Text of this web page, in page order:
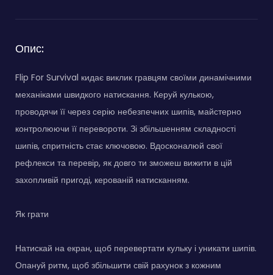
Опис:
Flip For Survival кидає виклик гравцям своїми динамічними
механіками швидкого натискання. Керуй кулькою,
проводячи її через серію небезпечних шипів, майстерно
контролюючи її перевороти. Зі збільшенням складності
шипів, спритність стає ключовою. Вдосконалюй свої
рефлекси та перевір, як довго ти зможеш вижити в цій
захопливій пригоді, керованій натисканням.
Як грати
Натискай на екран, щоб перевертати кульку і уникати шипів.
Опануй ритм, щоб збільшити свій рахунок з кожним